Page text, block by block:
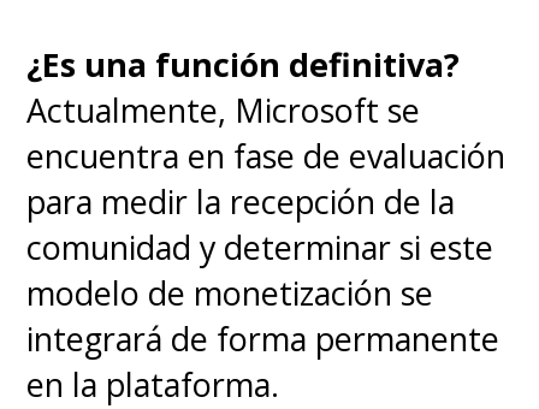
¿Es una función definitiva?
Actualmente, Microsoft se
encuentra en fase de evaluación
para medir la recepción de la
comunidad y determinar si este
modelo de monetización se
integrará de forma permanente
en la plataforma.